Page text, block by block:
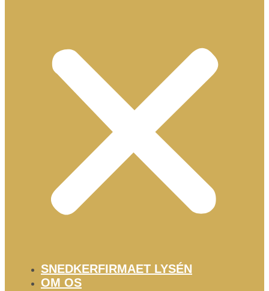
SNEDKERFIRMAET LYSÉN
OM OS